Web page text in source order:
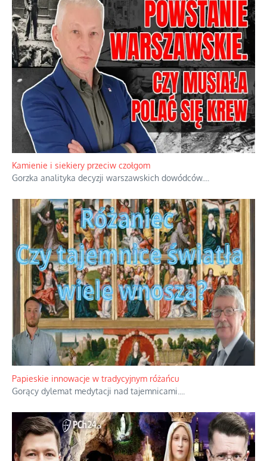
Familijny spór o biskupie sakry
Rodzinna polemika wokół sakr w Écône.
Kamienie i siekiery przeciw czołgom
Gorzka analityka decyzji warszawskich dowódców.